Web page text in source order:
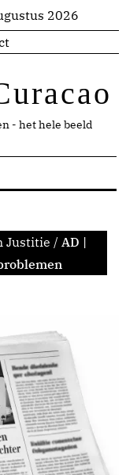
2026
- het hele beeld
Justitie / AD |